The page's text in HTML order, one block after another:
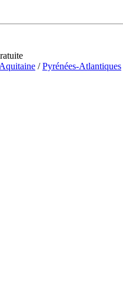
/Pyrénées-Atlantiques